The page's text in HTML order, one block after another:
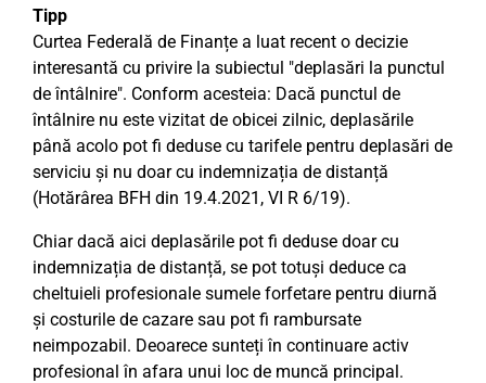
Tipp
Curtea Federală de Finanțe a luat recent o decizie
interesantă cu privire la subiectul "deplasări la punctul
de întâlnire". Conform acesteia: Dacă punctul de
întâlnire nu este vizitat de obicei zilnic, deplasările
până acolo pot fi deduse cu tarifele pentru deplasări de
serviciu și nu doar cu indemnizația de distanță
(Hotărârea BFH din 19.4.2021, VI R 6/19).
Chiar dacă aici deplasările pot fi deduse doar cu
indemnizația de distanță, se pot totuși deduce ca
cheltuieli profesionale sumele forfetare pentru diurnă
și costurile de cazare sau pot fi rambursate
neimpozabil. Deoarece sunteți în continuare activ
profesional în afara unui loc de muncă principal.